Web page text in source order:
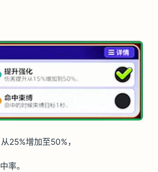
25%增加至50%，
率。